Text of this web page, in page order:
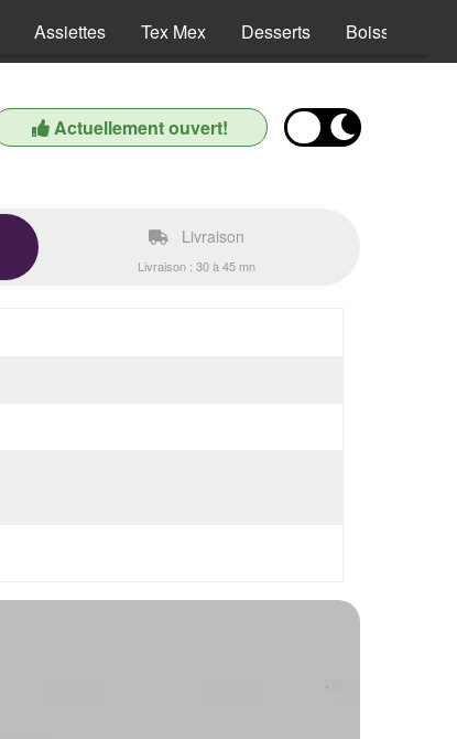
Assiettes Tex Mex Desserts Boissons
Actuellement ouvert!
Livraison
Livraison : 30 à 45 mn